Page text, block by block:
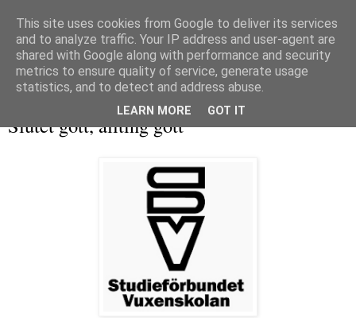
Slutet gott, allting gott
This site uses cookies from Google to deliver its services
and to analyze traffic. Your IP address and user-agent are
shared with Google along with performance and security
metrics to ensure quality of service, generate usage
statistics, and to detect and address abuse.
LEARN MORE GOT IT